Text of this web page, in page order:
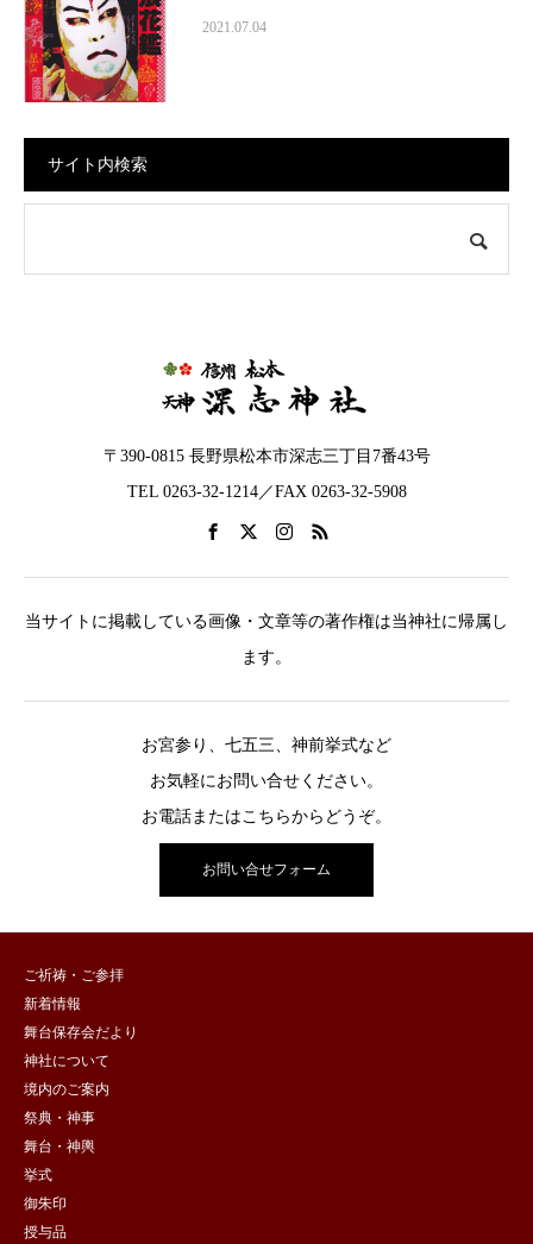
2021.07.04
サイト内検索
〒390-0815 長野県松本市深志三丁目7番43号
TEL 0263-32-1214／FAX 0263-32-5908
当サイトに掲載している画像・文章等の著作権は当神社に帰属し
ます。
お宮参り、七五三、神前挙式など
お気軽にお問い合せください。
お電話またはこちらからどうぞ。
お問い合せフォーム
ご祈祷・ご参拝
新着情報
舞台保存会だより
神社について
境内のご案内
祭典・神事
舞台・神輿
挙式
御朱印
授与品